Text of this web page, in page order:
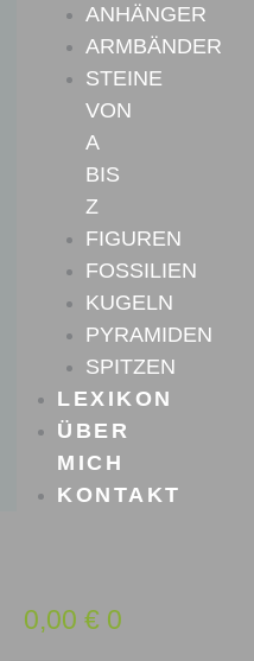
ANHÄNGER
ARMBÄNDER
STEINE
VON
A
BIS
Z
FIGUREN
FOSSILIEN
KUGELN
PYRAMIDEN
SPITZEN
LEXIKON
ÜBER
MICH
KONTAKT
0,00 € 0